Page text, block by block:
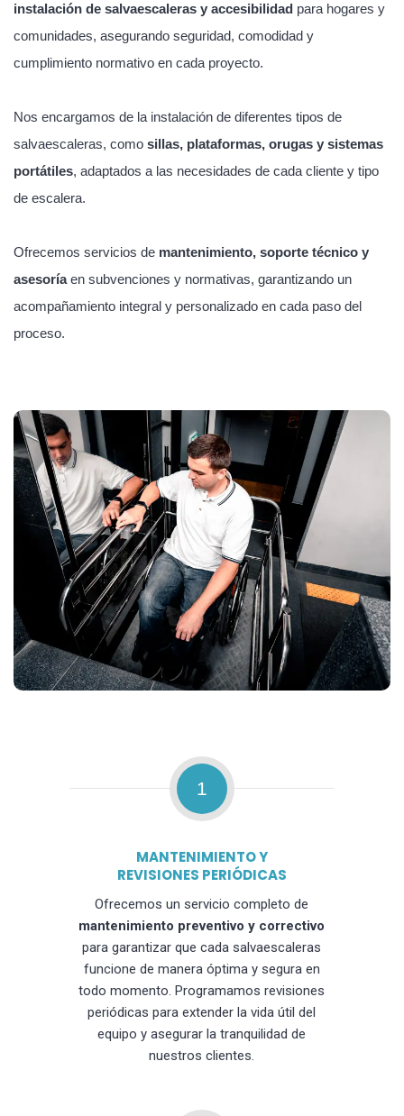
instalación de salvaescaleras y accesibilidad para hogares y
comunidades, asegurando seguridad, comodidad y
cumplimiento normativo en cada proyecto.
Nos encargamos de la instalación de diferentes tipos de
salvaescaleras, como sillas, plataformas, orugas y sistemas
portátiles, adaptados a las necesidades de cada cliente y tipo
de escalera.
Ofrecemos servicios de mantenimiento, soporte técnico y
asesoríaen subvenciones y normativas, garantizando un
acompañamiento integral y personalizado en cada paso del
proceso.
1
MANTENIMIENTO Y
REVISIONES PERIÓDICAS
Ofrecemos un servicio completo de
mantenimiento preventivo y correctivo
para garantizar que cada salvaescaleras
funcione de manera óptima y segura en
todo momento. Programamos revisiones
periódicas para extender la vida útil del
equipo y asegurar la tranquilidad de
nuestros clientes.